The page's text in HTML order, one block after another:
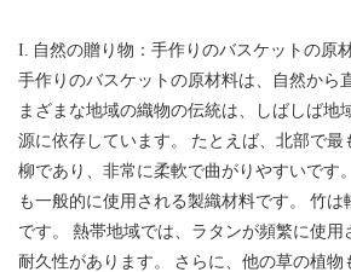
I. 自然の贈り物：手作りのバスケットの原
手作りのバスケットの原材料は、自然から
まざまな地域の織物の伝統は、しばしば地
源に依存しています。 たとえば、北部で最
柳であり、非常に柔軟で曲がりやすいです
も一般的に使用される製織材料です。 竹
です。 熱帯地域では、ラタンが頻繁に使用
耐久性があります。 さらに、他の草の植物